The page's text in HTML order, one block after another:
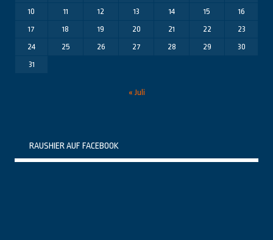
10
11 12 13 14 15
16
17
18 19 20 21 22
23
24
25 26 27 28 29
30
31
« Juli
RAUSHIER AUF FACEBOOK